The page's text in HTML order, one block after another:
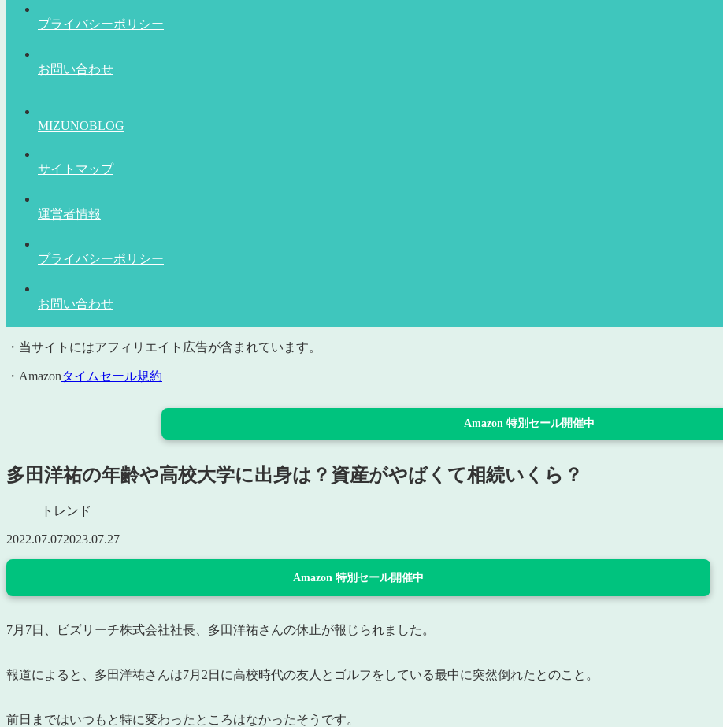
プライバシーポリシー
お問い合わせ
MIZUNOBLOG
サイトマップ
運営者情報
プライバシーポリシー
お問い合わせ
・当サイトにはアフィリエイト広告が含まれています。
・Amazonタイムセール規約
Amazon 特別セール開催中
多田洋祐の年齢や高校大学に出身は？資産がやばくて相続いくら？
トレンド
2022.07.072023.07.27
Amazon 特別セール開催中
7月7日、ビズリーチ株式会社社長、多田洋祐さんの休止が報じられました。
報道によると、多田洋祐さんは7月2日に高校時代の友人とゴルフをしている最中に突然倒れたとのこと。
前日まではいつもと特に変わったところはなかったそうです。